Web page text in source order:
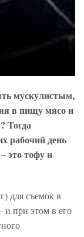
мускулистым,
в пищу мясо и
Тогда
рабочий день
это тофу и
для съемок в
при этом в его